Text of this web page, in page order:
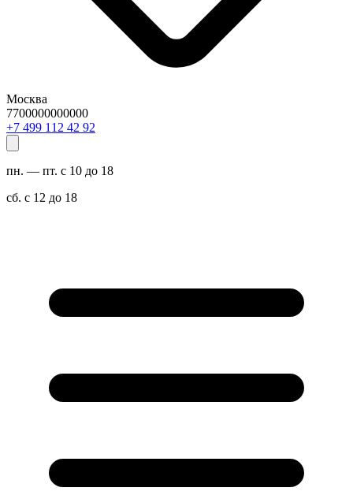
Москва
7700000000000
29 24 211 994 7+
пн. — пт. с 10 до 18
сб. с 12 до 18